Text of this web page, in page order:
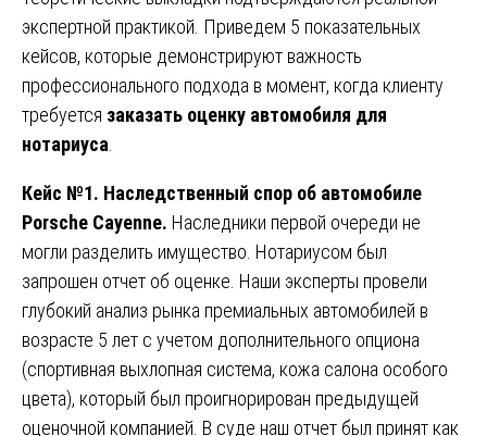
экспертной практикой. Приведем 5 показательных
кейсов, которые демонстрируют важность
профессионального подхода в момент, когда клиенту
требуется заказать оценку автомобиля для
нотариуса
Кейс №1. Наследственный спор об автомобиле
Porsche Cayenne. Наследники первой очереди не
могли разделить имущество. Нотариусом был
запрошен отчет об оценке. Наши эксперты провели
глубокий анализ рынка премиальных автомобилей в
возрасте 5 лет с учетом дополнительного опциона
(спортивная выхлопная система, кожа салона особого
цвета), который был проигнорирован предыдущей
оценочной компанией. В суде наш отчет был принят как